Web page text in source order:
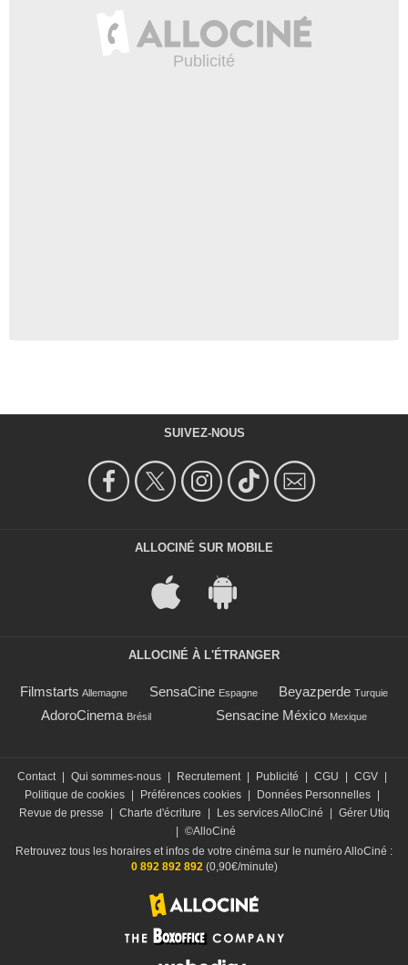
SUIVEZ-NOUS
ALLOCINÉ SUR MOBILE
ALLOCINÉ À L'ÉTRANGER
Filmstarts Allemagne SensaCine Espagne Beyazperde Turquie
AdoroCinema Brésil Sensacine México Mexique
Contact Qui sommes-nous Recrutement Publicité CGU CGV
Politique de cookies
Préférences cookies Données Personnelles
Revue de presse
Charte d'écriture Les services AlloCiné
Gérer Utiq
©AlloCiné
Retrouvez tous les horaires et infos de votre cinéma sur le numéro AlloCiné :
0 892 892 892(0,90€/minute)